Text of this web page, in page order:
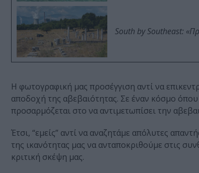
South by Southeast:
Η φωτογραφική μας προσέγγιση αντί να
αποδοχή της αβεβαιότητας. Σε έναν κόσμο όπου
προσαρμόζεται στο να αντιμετωπίσει την
Έτσι, “εμείς” αντί να αναζητάμε απόλυτες
της ικανότητας μας να ανταποκριθούμε στις
κριτική σκέψη μας.